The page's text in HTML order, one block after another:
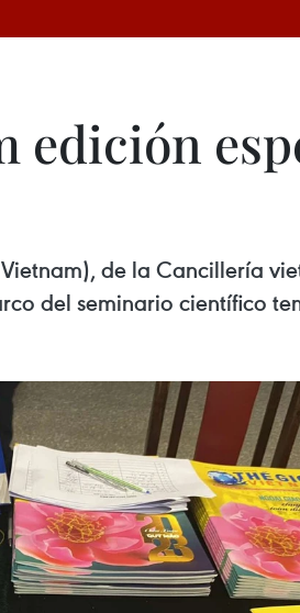
edición
de la Cancillería
del seminario científico